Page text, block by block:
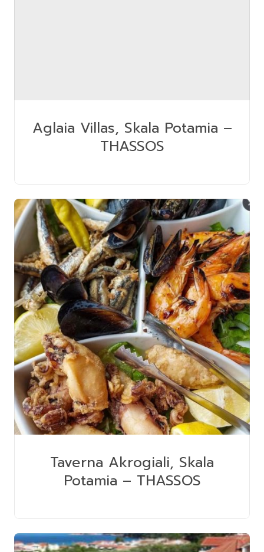
Aglaia Villas, Skala Potamia –
THASSOS
Taverna Akrogiali, Skala
Potamia – THASSOS